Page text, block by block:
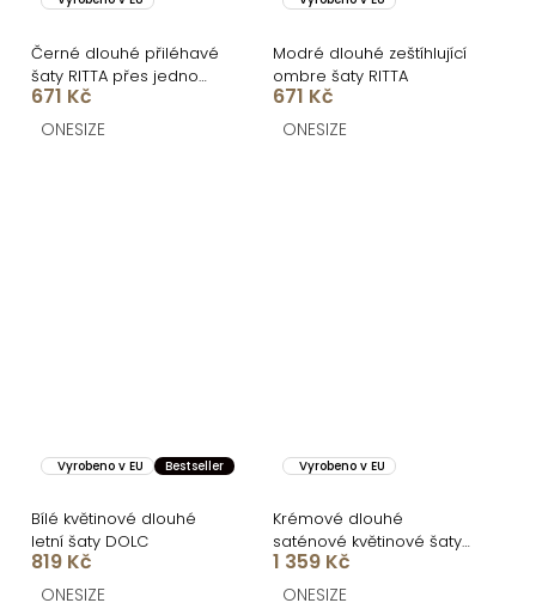
Černé dlouhé přiléhavé
šaty RITTA přes jedno
rameno
671 Kč
ONESIZE
Modré dlouhé zeštíhlující
ombre šaty RITTA
671 Kč
ONESIZE
Vyrobeno v EU Bestseller
Bílé květinové dlouhé
letní šaty DOLC
819 Kč
ONESIZE
Vyrobeno v EU
Krémové dlouhé
saténové květinové šaty
MAXWELL
1 359 Kč
ONESIZE